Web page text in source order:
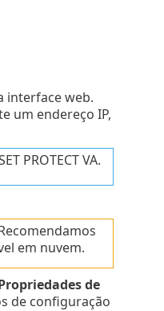
interface web.
um endereço IP,
PROTECT VA.
em nuvem.
de
de configuração